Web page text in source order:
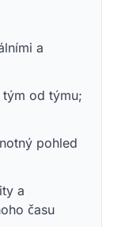
a
tým od týmu;
pohled
a
času